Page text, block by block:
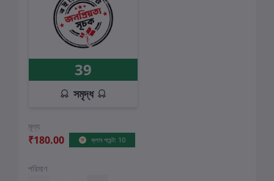
39
সমৃদ্ধ
মূল্য
₹180.00 ক্লাব পয়েন্ট: 10
পরিমাণ